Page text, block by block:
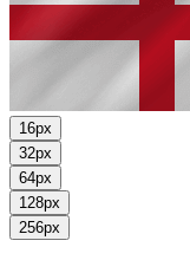
16px
32px
64px
128px
256px